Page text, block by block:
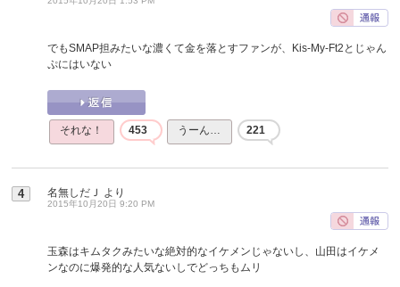
でもSMAP担みたいな濃くて金を落とすファンが、Kis-My-Ft2とじゃん
ぷにはいない
それな！ 453 うーん… 221
4 名無しだＪ より
2015年10月20日 9:20 PM
玉森はキムタクみたいな絶対的なイケメンじゃないし、山田はイケメ
ンなのに爆発的な人気ないしでどっちもムリ